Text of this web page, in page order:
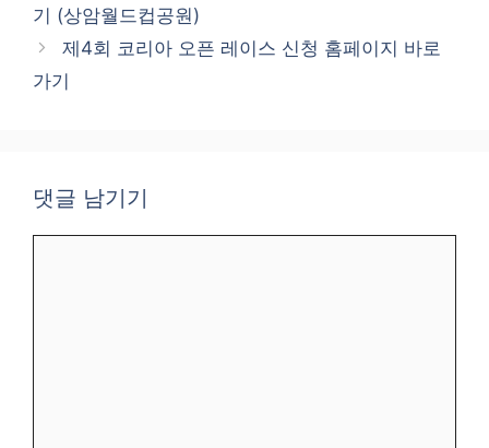
리
기 (상암월드컵공원)
제4회 코리아 오픈 레이스 신청 홈페이지 바로
가기
댓글 남기기